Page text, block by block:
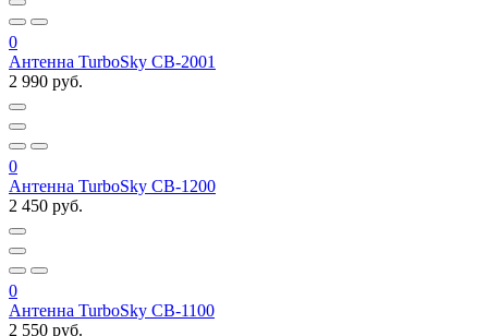
0
Антенна TurboSky CB-2001
2 990 руб.
0
Антенна TurboSky CB-1200
2 450 руб.
0
Антенна TurboSky CB-1100
2 550 руб.